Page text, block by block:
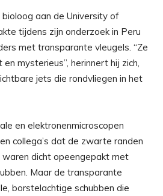
aan de University of
tijdens zijn onderzoek in Peru
met transparante vleugels. “Ze
mysterieus”, herinnert hij zich,
jets die rondvliegen in het
en elektronenmicroscopen
collega’s dat de zwarte randen
waren dicht opeengepakt met
Maar de transparante
borstelachtige schubben die